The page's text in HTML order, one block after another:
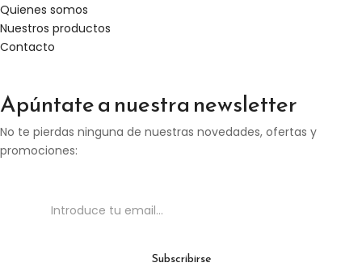
Quienes somos
Nuestros productos
Contacto
Apúntate a nuestra newsletter
No te pierdas ninguna de nuestras novedades, ofertas y
promociones: